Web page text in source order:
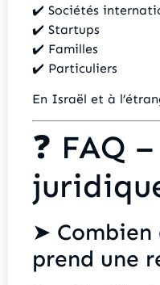
✔️ Sociétés
✔️ Startups
✔️ Familles
✔️ Particuliers
En Israël et à
❓ FAQ
➤ Combien
prend une